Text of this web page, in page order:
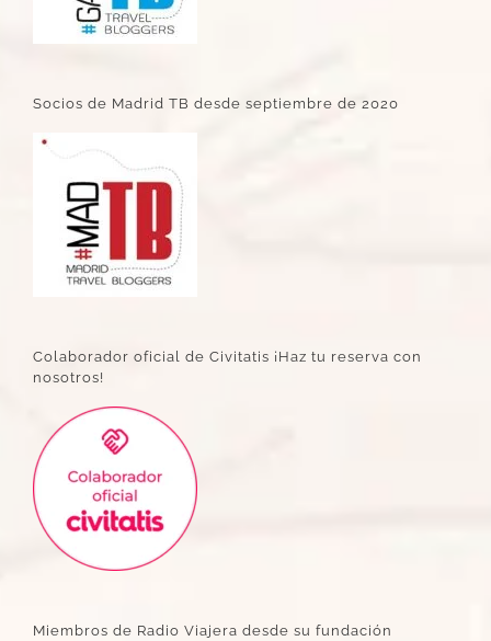
Socios de Madrid TB desde septiembre de 2020
Colaborador oficial de Civitatis ¡Haz tu reserva con
nosotros!
Miembros de Radio Viajera desde su fundación